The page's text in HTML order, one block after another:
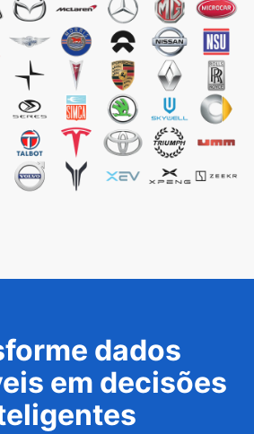
dados
em decisões